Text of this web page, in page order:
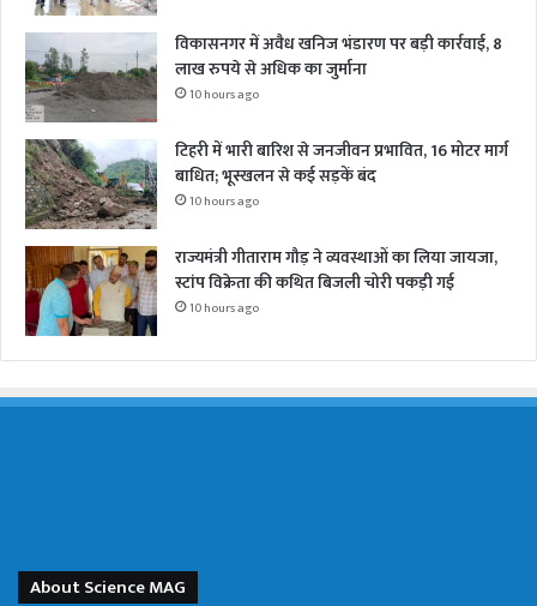
विकासनगर में अवैध खनिज भंडारण पर बड़ी कार्रवाई, 8
लाख रुपये से अधिक का जुर्माना
10 hours ago
टिहरी में भारी बारिश से जनजीवन प्रभावित, 16 मोटर मार्ग
बाधित; भूस्खलन से कई सड़कें बंद
10 hours ago
राज्यमंत्री गीताराम गौड़ ने व्यवस्थाओं का लिया जायजा,
स्टांप विक्रेता की कथित बिजली चोरी पकड़ी गई
10 hours ago
About Science MAG